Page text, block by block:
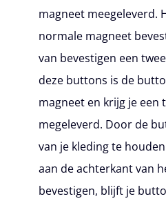
magneet meegeleverd.
normale magneet
van bevestigen een
deze buttons is de
magneet en krijg je een
megeleverd. Door de
van je kleding te
aan de achterkant van
bevestigen, blijft je